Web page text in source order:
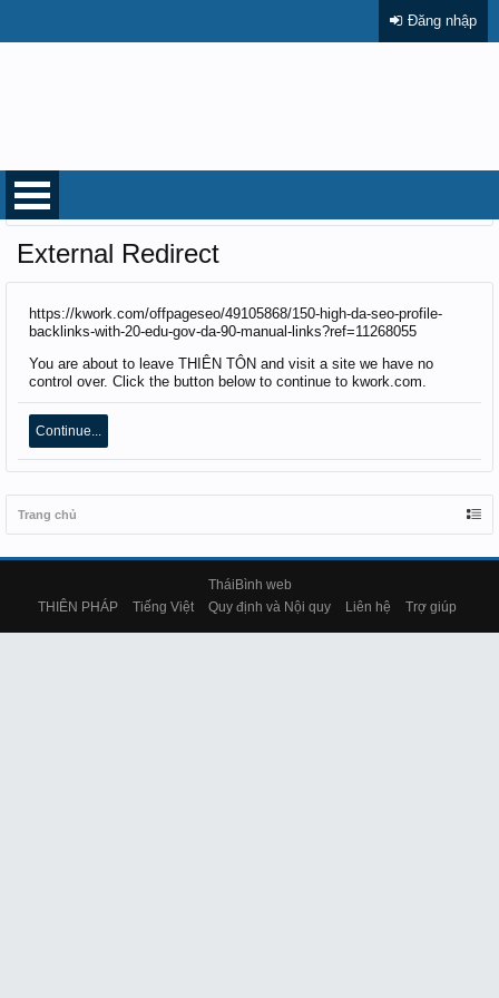
Đăng nhập
Trang chủ
External Redirect
https://kwork.com/offpageseo/49105868/150-high-da-seo-profile-
backlinks-with-20-edu-gov-da-90-manual-links?ref=11268055
You are about to leave THIÊN TÔN and visit a site we have no
control over. Click the button below to continue to kwork.com.
Continue...
Trang chủ
TháiBình web
THIÊN PHÁP
Tiếng Việt Quy định và Nội quy Liên hệ Trợ giúp